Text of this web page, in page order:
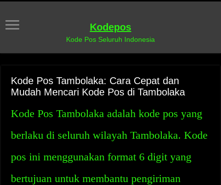
Kodepos
Kode Pos Seluruh Indonesia
Kode Pos Tambolaka: Cara Cepat dan
Mudah Mencari Kode Pos di Tambolaka
Kode Pos Tambolaka adalah kode pos yang
berlaku di seluruh wilayah Tambolaka. Kode
pos ini menggunakan format 6 digit yang
bertujuan untuk membantu pengiriman